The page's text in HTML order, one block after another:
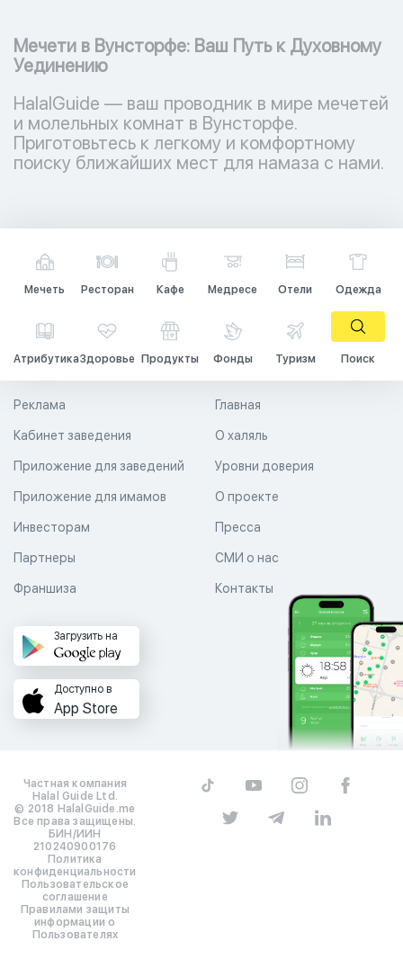
Мечети в Вунсторфе: Ваш Путь к Духовному
Уединению
HalalGuide — ваш проводник в мире мечетей
и молельных комнат в Вунсторфе.
Приготовьтесь к легкому и комфортному
поиску ближайших мест для намаза с нами.
Мечеть Ресторан Кафе Медресе Отели Одежда
АтрибутикаЗдоровье Продукты Фонды Туризм Поиск
Главная
О халяль
Уровни доверия
Реклама
Кабинет заведения
Приложение для заведений
Приложение для имамов О проекте
Пресса
СМИ о нас
Контакты
Инвесторам
Партнеры
Франшиза
Загрузить на
Доступно в
App Store
Частная компания
Halal Guide Ltd.
© 2018 HalalGuide.me
Все права защищены.
БИН/ИИН
210240900176
Политика
конфиденциальности
Пользовательское
соглашение
Правилами защиты
информации о
Пользователях